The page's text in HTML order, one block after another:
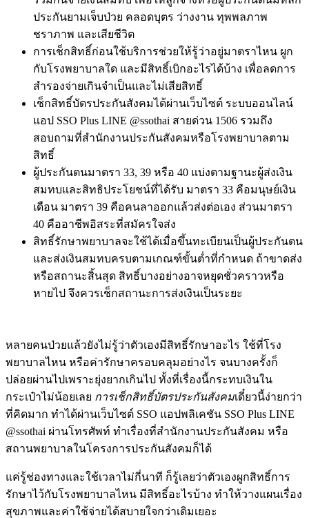
ประกันยามเจ็บป่วย คลอดบุตร ว่างงาน ทุพพลภาพ
ชราภาพ และเสียชีวิต
การเช็กสิทธิ์ก่อนใช้บริการช่วยให้รู้ว่าอยู่มาตราไหน ผูก
กับโรงพยาบาลใด และมีสิทธิ์เบิกอะไรได้บ้าง เพื่อลดการ
สำรองจ่ายเกินจำเป็นและไม่เสียสิทธิ์
เช็กสิทธิ์บัตรประกันสังคมได้ผ่านเว็บไซต์ ระบบออนไลน์
แอป SSO Plus LINE @ssothai สายด่วน 1506 รวมถึง
สอบถามที่สำนักงานประกันสังคมหรือโรงพยาบาลตาม
สิทธิ์
ผู้ประกันตนมาตรา 33, 39 หรือ 40 แบ่งตามฐานะผู้ส่งเงิน
สมทบและสิทธิประโยชน์ที่ได้รับ มาตรา 33 คือมนุษย์เงิน
เดือน มาตรา 39 คือคนลาออกแล้วส่งต่อเอง ส่วนมาตรา
40 คืออาชีพอิสระที่สมัครใจส่ง
สิทธิ์รักษาพยาบาลจะใช้ได้เมื่อขึ้นทะเบียนเป็นผู้ประกันตน
และส่งเงินสมทบครบตามเกณฑ์ขั้นต่ำที่กำหนด ถ้าขาดส่ง
หรือสถานะสิ้นสุด สิทธิ์บางอย่างอาจหยุดชั่วคราวหรือ
หายไป จึงควรเช็กสถานะการส่งเงินเป็นระยะ
หลายคนป่วยแล้วยังไม่รู้ว่าตัวเองมีสิทธิ์รักษาอะไร ใช้ที่โรง
พยาบาลไหน หรือค่ารักษาครอบคลุมอย่างไร จนบางครั้งก็
ปล่อยผ่านไปเพราะยุ่งยากเกินไป ทั้งที่เรื่องนี้กระทบเงินใน
กระเป๋าไม่น้อยเลย การเช็กสิทธิ์บัตรประกันสังคมเดี๋ยวนี้ง่ายกว่า
ที่คิดมาก ทำได้ผ่านเว็บไซต์ SSO แอปพลิเคชัน SSO Plus LINE
@ssothai ผ่านโทรศัพท์ ทำเรื่องที่สำนักงานประกันสังคม หรือ
สถานพยาบาลในโครงการประกันสังคมก็ได้
แค่รู้ช่องทางและใช้เวลาไม่กี่นาที ก็รู้เลยว่าตัวเองผูกสิทธิ์การ
รักษาไว้กับโรงพยาบาลไหน มีสิทธิ์อะไรบ้าง ทำให้วางแผนเรื่อง
สุขภาพและค่าใช้จ่ายได้สบายใจกว่าเดิมเยอะ